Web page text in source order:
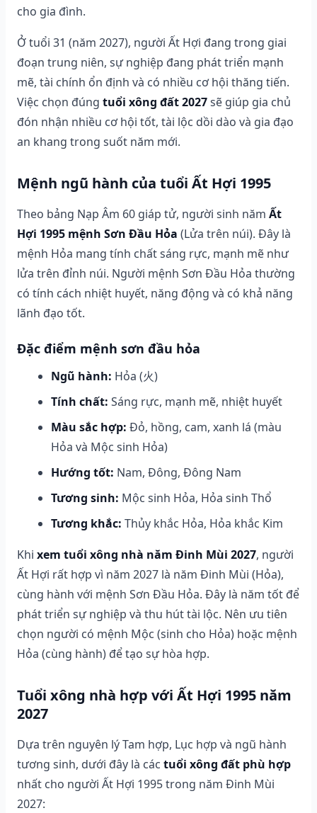
cho gia đình.
Ở tuổi 31 (năm 2027), người Ất Hợi đang trong giai
đoạn trung niên, sự nghiệp đang phát triển mạnh
mẽ, tài chính ổn định và có nhiều cơ hội thăng tiến.
Việc chọn đúng tuổi xông đất 2027sẽ giúp gia chủ
đón nhận nhiều cơ hội tốt, tài lộc dồi dào và gia đạo
an khang trong suốt năm mới.
Mệnh ngũ hành của tuổi Ất Hợi 1995
Theo bảng Nạp Âm 60 giáp tử, người sinh năm Ất
Hợi 1995 mệnh Sơn Đầu Hỏa (Lửa trên núi). Đây là
mệnh Hỏa mang tính chất sáng rực, mạnh mẽ như
lửa trên đỉnh núi. Người mệnh Sơn Đầu Hỏa thường
có tính cách nhiệt huyết, năng động và có khả năng
lãnh đạo tốt.
Đặc điểm mệnh sơn đầu hỏa
Ngũ hành: Hỏa (火)
Tính chất: Sáng rực, mạnh mẽ, nhiệt huyết
Màu sắc hợp: Đỏ, hồng, cam, xanh lá (màu
Hỏa và Mộc sinh Hỏa)
Hướng tốt: Nam, Đông, Đông Nam
Tương sinh: Mộc sinh Hỏa, Hỏa sinh Thổ
Tương khắc: Thủy khắc Hỏa, Hỏa khắc Kim
Khi xem tuổi xông nhà năm Đinh Mùi 2027, người
Ất Hợi rất hợp vì năm 2027 là năm Đinh Mùi (Hỏa),
cùng hành với mệnh Sơn Đầu Hỏa. Đây là năm tốt để
phát triển sự nghiệp và thu hút tài lộc. Nên ưu tiên
chọn người có mệnh Mộc (sinh cho Hỏa) hoặc mệnh
Hỏa (cùng hành) để tạo sự hòa hợp.
Tuổi xông nhà hợp với Ất Hợi 1995 năm
2027
Dựa trên nguyên lý Tam hợp, Lục hợp và ngũ hành
tương sinh, dưới đây là các tuổi xông đất phù hợp
nhất cho người Ất Hợi 1995 trong năm Đinh Mùi
2027: